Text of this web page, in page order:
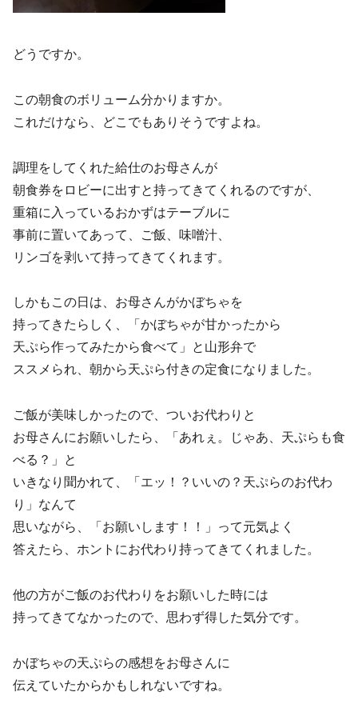
どうですか。
この朝食のボリューム分かりますか。
これだけなら、どこでもありそうですよね。
調理をしてくれた給仕のお母さんが
朝食券をロビーに出すと持ってきてくれるのですが、
重箱に入っているおかずはテーブルに
事前に置いてあって、ご飯、味噌汁、
リンゴを剥いて持ってきてくれます。
しかもこの日は、お母さんがかぼちゃを
持ってきたらしく、「かぼちゃが甘かったから
天ぷら作ってみたから食べて」と山形弁で
ススメられ、朝から天ぷら付きの定食になりました。
ご飯が美味しかったので、ついお代わりと
お母さんにお願いしたら、「あれぇ。じゃあ、天ぷらも食
べる？」と
いきなり聞かれて、「エッ！？いいの？天ぷらのお代わ
り」なんて
思いながら、「お願いします！！」って元気よく
答えたら、ホントにお代わり持ってきてくれました。
他の方がご飯のお代わりをお願いした時には
持ってきてなかったので、思わず得した気分です。
かぼちゃの天ぷらの感想をお母さんに
伝えていたからかもしれないですね。